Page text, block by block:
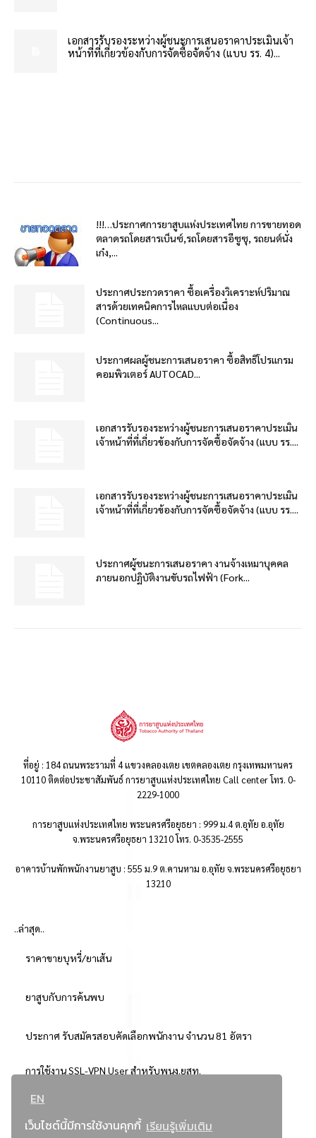
EN
เว็บไซต์นี้มีการใช้งานคุกกี้ เรียนรู้เพิ่มเติม
เอกสารรับรองระหว่างผู้ชนะการเสนอราคาประเมินเจ้า
หน้าที่ที่เกี่ยวข้องกับการจัดซื้อจัดจ้าง (แบบ รร. 4)...
!!!…ประกาศการยาสูบแห่งประเทศไทย การขายทอด
ตลาดรถโดยสารเบ็นซ์,รถโดยสารอีซูซุ, รถยนต์นั่ง
เก๋ง,...
ประกาศประกวดราคา ซื้อเครื่องวิเคราะห์ปริมาณ
สารด้วยเทคนิคการไหลแบบต่อเนื่อง
(Continuous...
ประกาศผลผู้ชนะการเสนอราคา ซื้อสิทธิโปรแกรม
คอมพิวเตอร์ AUTOCAD...
เอกสารรับรองระหว่างผู้ชนะการเสนอราคาประเมิน
เจ้าหน้าที่ที่เกี่ยวข้องกับการจัดซื้อจัดจ้าง (แบบ รร....
เอกสารรับรองระหว่างผู้ชนะการเสนอราคาประเมิน
เจ้าหน้าที่ที่เกี่ยวข้องกับการจัดซื้อจัดจ้าง (แบบ รร....
ประกาศผู้ชนะการเสนอราคา งานจ้างเหมาบุคคล
ภายนอกปฏิบัติงานขับรถไฟฟ้า (Fork...
ที่อยู่ : 184 ถนนพระรามที่ 4 แขวงคลองเตย เขตคลองเตย กรุงเทพมหานคร
10110 ติดต่อประชาสัมพันธ์ การยาสูบแห่งประเทศไทย Call center โทร. 0-
2229-1000
การยาสูบแห่งประเทศไทย พระนครศรีอยุธยา : 999 ม.4 ต.อุทัย อ.อุทัย
จ.พระนครศรีอยุธยา 13210 โทร. 0-3535-2555
อาคารบ้านพักพนักงานยาสูบ : 555 ม.9 ต.คานหาม อ.อุทัย จ.พระนครศรีอยุธยา
13210
..ล่าสุด..
ราคาขายบุหรี่/ยาเส้น
ยาสูบกับการค้นพบ
ประกาศ รับสมัครสอบคัดเลือกพนักงาน จำนวน 81 อัตรา
การใช้งาน SSL-VPN User สำหรับพนง.ยสท.
..ยอดนิยม..